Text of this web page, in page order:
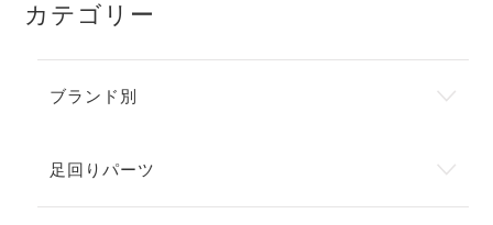
カテゴリー
ブランド別
足回りパーツ